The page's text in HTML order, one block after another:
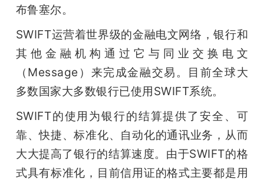
动
中
心
GAIR
专
布鲁塞尔。
SWIFT运营着世界级的金融电文网络，银行和
其他金融机构通过它与同业交换电文
（Message）来完成金融交易。目前全球大
多数国家大多数银行已使用SWIFT系统。
SWIFT的使用为银行的结算提供了安全、可
靠、快捷、标准化、自动化的通讯业务，从而
大大提高了银行的结算速度。由于SWIFT的格
式具有标准化，目前信用证的格式主要都是用